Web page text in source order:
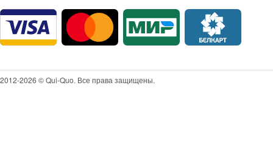
2012-2026 © Qui-Quo. Все права защищены.